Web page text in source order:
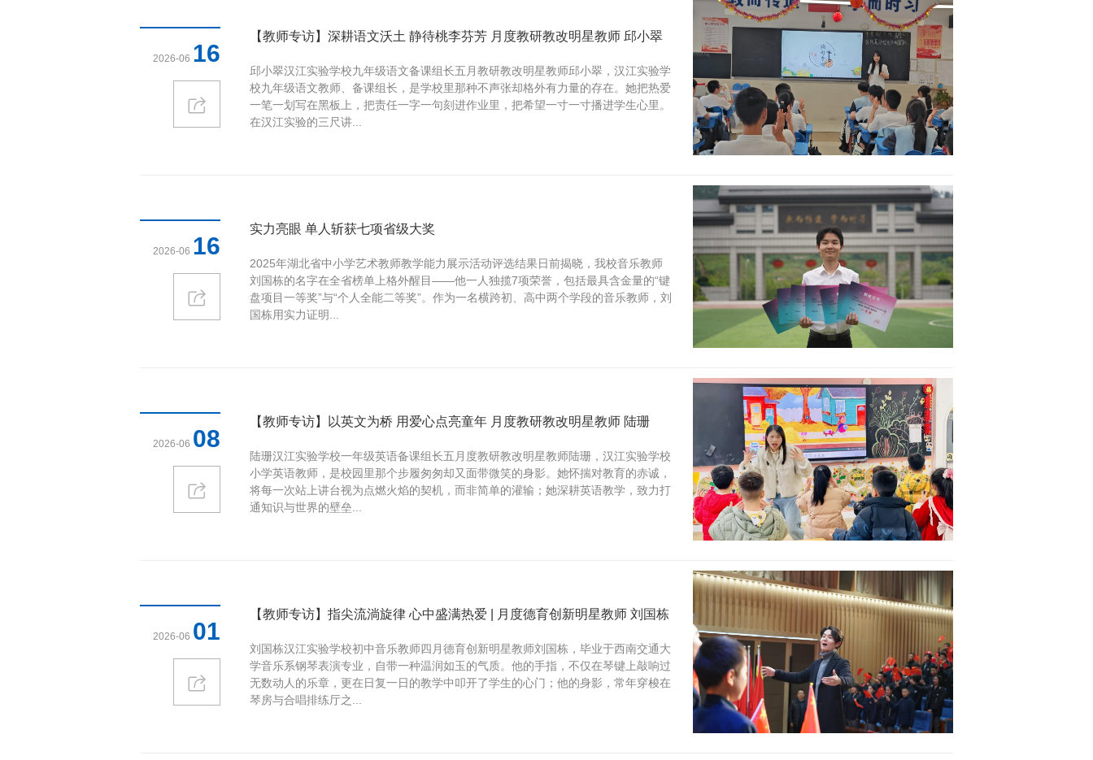
2026-06 16
【教师专访】深耕语文沃土 静待桃李芬芳 月度教研教改明星教师 邱小翠
邱小翠汉江实验学校九年级语文备课组长五月教研教改明星教师邱小翠，汉江实验学
校九年级语文教师、备课组长，是学校里那种不声张却格外有力量的存在。她把热爱
一笔一划写在黑板上，把责任一字一句刻进作业里，把希望一寸一寸播进学生心里。
在汉江实验的三尺讲...
2026-06 16
实力亮眼 单人斩获七项省级大奖
2025年湖北省中小学艺术教师教学能力展示活动评选结果日前揭晓，我校音乐教师
刘国栋的名字在全省榜单上格外醒目——他一人独揽7项荣誉，包括最具含金量的“键
盘项目一等奖”与“个人全能二等奖”。作为一名横跨初、高中两个学段的音乐教师，刘
国栋用实力证明...
2026-06 08
【教师专访】以英文为桥 用爱心点亮童年 月度教研教改明星教师 陆珊
陆珊汉江实验学校一年级英语备课组长五月度教研教改明星教师陆珊，汉江实验学校
小学英语教师，是校园里那个步履匆匆却又面带微笑的身影。她怀揣对教育的赤诚，
将每一次站上讲台视为点燃火焰的契机，而非简单的灌输；她深耕英语教学，致力打
通知识与世界的壁垒...
2026-06 01
【教师专访】指尖流淌旋律 心中盛满热爱 | 月度德育创新明星教师 刘国栋
刘国栋汉江实验学校初中音乐教师四月德育创新明星教师刘国栋，毕业于西南交通大
学音乐系钢琴表演专业，自带一种温润如玉的气质。他的手指，不仅在琴键上敲响过
无数动人的乐章，更在日复一日的教学中叩开了学生的心门；他的身影，常年穿梭在
琴房与合唱排练厅之...